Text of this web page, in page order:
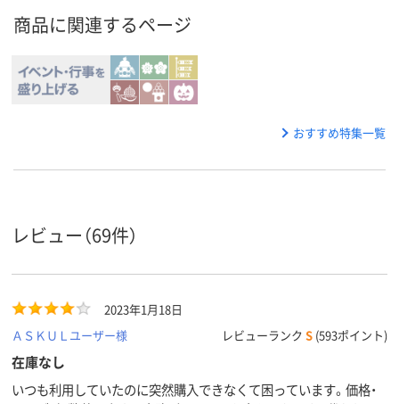
商品に関連するページ
おすすめ特集一覧
レビュー（69件）
2023年1月18日
ＡＳＫＵＬユーザー様
レビューランク S (593ポイント)
在庫なし
いつも利用していたのに突然購入できなくて困っています。価格・